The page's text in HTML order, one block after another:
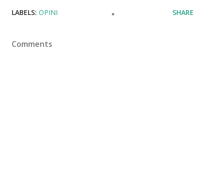
LABELS: OPINI SHARE
Comments